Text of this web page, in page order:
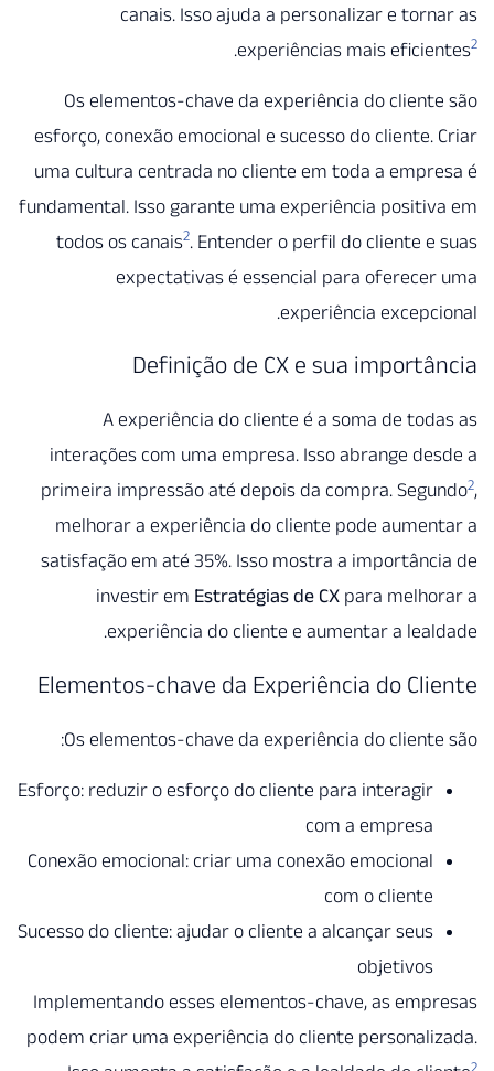
canais. Isso ajuda a personalizar e
experiências mais
.
Os elementos-chave da experiência do
esforço, conexão emocional e sucesso do
uma cultura centrada no cliente em toda a
fundamental. Isso garante uma experiência
todos os canais2. Entender o perfil do cliente
expectativas é essencial para
experiência
Definição de CX e sua
A experiência do cliente é a soma de
interações com uma empresa. Isso abrange
primeira impressão até depois da compra.
melhorar a experiência do cliente pode
satisfação em até 35%. Isso mostra a
investir emEstratégias de CXpara
experiência do cliente e aumentar a
Elementos-chave da Experiência do
Os elementos-chave da experiência do
Esforço: reduzir o esforço do cliente para interagir
com a empresa
Conexão emocional: criar uma conexão emocional
com o cliente
Sucesso do cliente: ajudar o cliente a alcançar seus
objetivos
Implementando esses elementos-chave, as
podem criar uma experiência do cliente